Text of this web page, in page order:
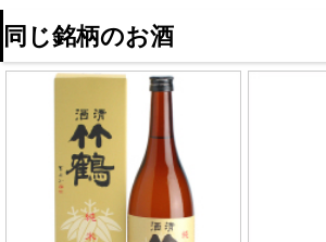
同じ銘柄のお酒